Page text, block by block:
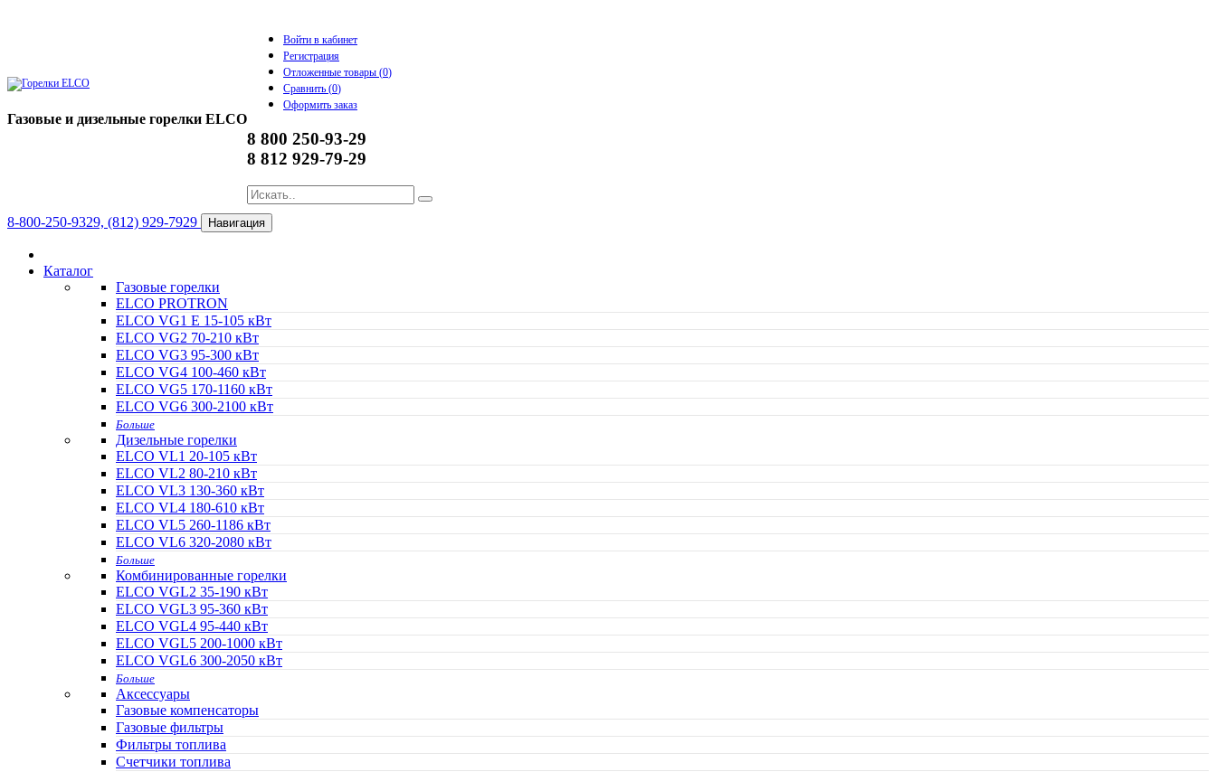
Газовые и дизельные горелки ELCO
Войти в кабинет
Регистрация
Отложенные товары (0)
Сравнить (0)
Оформить заказ
8 800 250-93-29
8 812 929-79-29
8-800-250-9329, (812) 929-7929 Навигация
Каталог
Газовые горелки
ELCO PROTRON
ELCO VG1 E 15-105 кВт
ELCO VG2 70-210 кВт
ELCO VG3 95-300 кВт
ELCO VG4 100-460 кВт
ELCO VG5 170-1160 кВт
ELCO VG6 300-2100 кВт
Больше
Дизельные горелки
ELCO VL1 20-105 кВт
ELCO VL2 80-210 кВт
ELCO VL3 130-360 кВт
ELCO VL4 180-610 кВт
ELCO VL5 260-1186 кВт
ELCO VL6 320-2080 кВт
Больше
Комбинированные горелки
ELCO VGL2 35-190 кВт
ELCO VGL3 95-360 кВт
ELCO VGL4 95-440 кВт
ELCO VGL5 200-1000 кВт
ELCO VGL6 300-2050 кВт
Больше
Аксессуары
Газовые компенсаторы
Газовые фильтры
Фильтры топлива
Счетчики топлива